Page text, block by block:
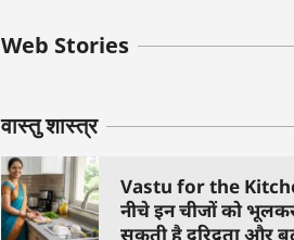
Web Stories
बुधवार के उपाय :
जिनसे हो गणेश जी
वास्तु शास्त्र
Vastu for the
नीचे इन चीजों को
सकती है दरिद्रता और